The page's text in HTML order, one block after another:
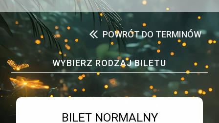
POWRÓT DO TERMINÓW
WYBIERZ RODZAJ BILETU
Bilet numer 1
Typ
BILET NORMALNY